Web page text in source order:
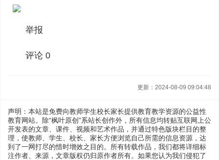
举报
评论 0
更新：2024-08-09 09:04:48
声明：本站是免费向教师学生校长家长提供教育教学资源的公益性
教育网站。除“枫叶原创”系站长创作外，所有信息均转贴互联网上公
开发表的文章、课件、视频和艺术作品，并通过特色版块栏目的整
理，使教师、学生、校长、家长方便浏览自己所需的信息资源，达
到了一网打尽的惜时增效之目的。所有转载作品，我们都将详细标
注作者、来源，文章版权仍归原作者所有。如果您认为我们侵犯了